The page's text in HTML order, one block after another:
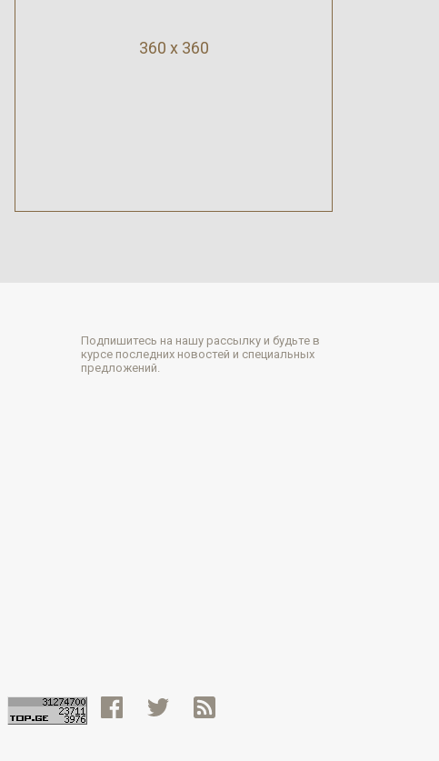
360 x 360
Подпишитесь на нашу рассылку и будьте в
курсе последних новостей и специальных
предложений.